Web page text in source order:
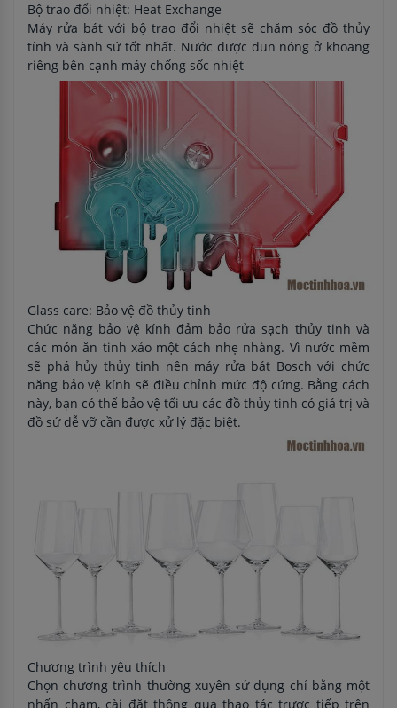
Bộ trao đổi nhiệt: Heat Exchange
Máy rửa bát với bộ trao đổi nhiệt sẽ chăm sóc đồ thủy
tính và sành sứ tốt nhất. Nước được đun nóng ở khoang
riêng bên cạnh máy chống sốc nhiệt
Glass care: Bảo vệ đồ thủy tinh
Chức năng bảo vệ kính đảm bảo rửa sạch thủy tinh và
các món ăn tinh xảo một cách nhẹ nhàng. Vì nước mềm
sẽ phá hủy thủy tinh nên máy rửa bát Bosch với chức
năng bảo vệ kính sẽ điều chỉnh mức độ cứng. Bằng cách
này, bạn có thể bảo vệ tối ưu các đồ thủy tinh có giá trị và
đồ sứ dễ vỡ cần được xử lý đặc biệt.
Chương trình yêu thích
Chọn chương trình thường xuyên sử dụng chỉ bằng một
nhấn chạm, cài đặt thông qua thao tác trược tiếp trên